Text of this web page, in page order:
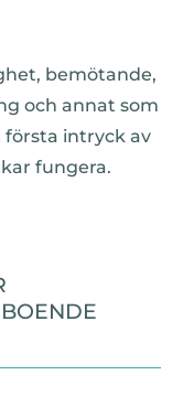
bemötande,
och annat som
första intryck av
fungera.